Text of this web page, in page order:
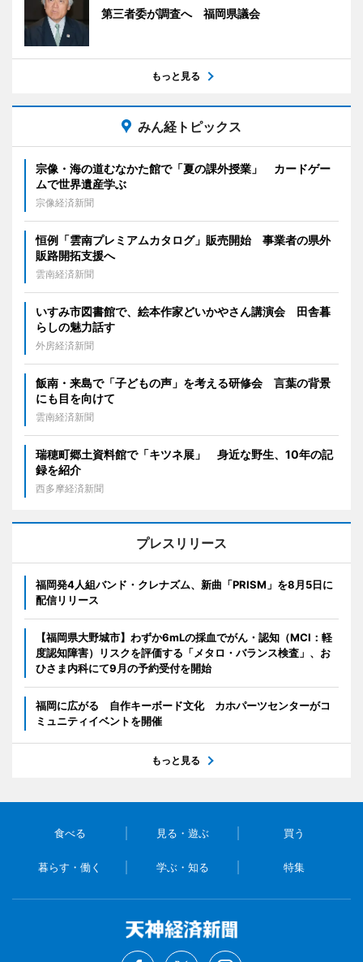
第三者委が調査へ 福岡県議会
もっと見る
みん経トピックス
宗像・海の道むなかた館で「夏の課外授業」 カードゲー
ムで世界遺産学ぶ
宗像経済新聞
恒例「雲南プレミアムカタログ」販売開始 事業者の県外
販路開拓支援へ
雲南経済新聞
いすみ市図書館で、絵本作家どいかやさん講演会 田舎暮
らしの魅力話す
外房経済新聞
飯南・来島で「子どもの声」を考える研修会 言葉の背景
にも目を向けて
雲南経済新聞
瑞穂町郷土資料館で「キツネ展」 身近な野生、10年の記
録を紹介
西多摩経済新聞
プレスリリース
福岡発4人組バンド・クレナズム、新曲「PRISM」を8月5日に
配信リリース
【福岡県大野城市】わずか6mLの採血でがん・認知（MCI：軽
度認知障害）リスクを評価する「メタロ・バランス検査」、お
ひさま内科にて9月の予約受付を開始
福岡に広がる 自作キーボード文化 カホパーツセンターがコ
ミュニティイベントを開催
もっと見る
食べる 見る・遊ぶ 買う
暮らす・働く 学ぶ・知る 特集